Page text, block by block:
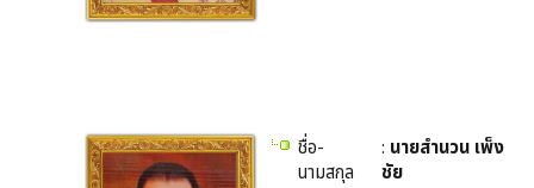
ชื่อ-
นามสกุล
: นายสำนวน เพ็ง
ชัย